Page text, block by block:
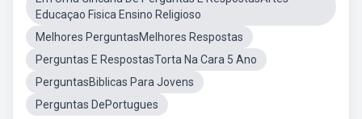
Educaçao Fisica Ensino Religioso
Melhores PerguntasMelhores Respostas
Perguntas E RespostasTorta Na Cara 5 Ano
PerguntasBiblicas Para Jovens
Perguntas DePortugues